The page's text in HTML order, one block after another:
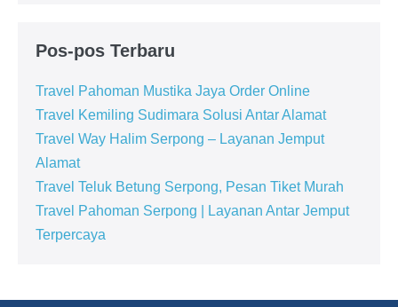
Pos-pos Terbaru
Travel Pahoman Mustika Jaya Order Online
Travel Kemiling Sudimara Solusi Antar Alamat
Travel Way Halim Serpong – Layanan Jemput
Alamat
Travel Teluk Betung Serpong, Pesan Tiket Murah
Travel Pahoman Serpong | Layanan Antar Jemput
Terpercaya